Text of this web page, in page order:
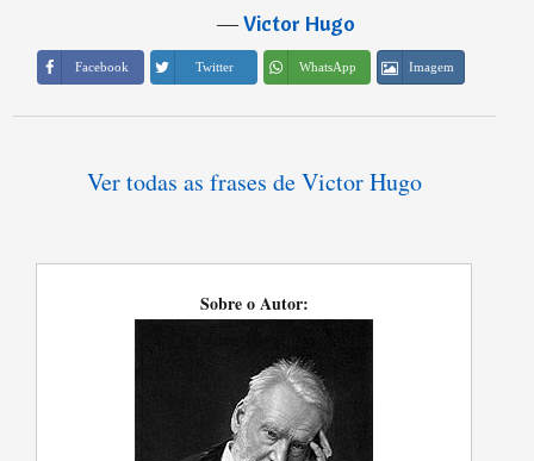
―Victor Hugo
Facebook Twitter WhatsApp Imagem
Ver todas as frases de Victor Hugo
Sobre o Autor: